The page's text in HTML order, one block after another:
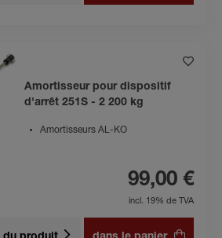
Amortisseur pour dispositif
d'arrêt 251S - 2 200 kg
Amortisseurs AL-KO
99,00 €
incl. 19% de TVA